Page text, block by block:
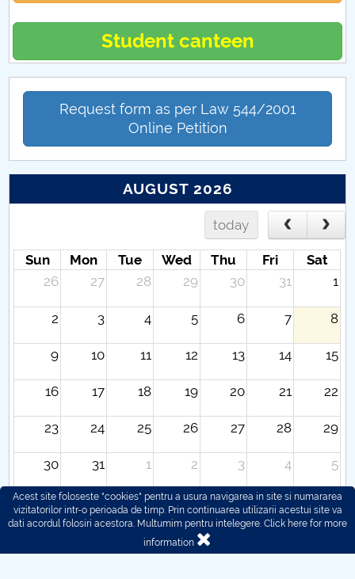
Student canteen
Request form as per Law 544/2001
Online Petition
AUGUST 2026
today
Sun Mon Tue Wed Thu Fri
Sat
26
27 28 29 30 31 1
2 3 4 5 6 7 8
9 10 11 12 13 14 15
16 17 18 19 20 21 22
23 24 25 26 27 28 29
30 31 1 2 3 4 5
Acest site foloseste "cookies" pentru a usura navigarea in site si numararea
vizitatorilor intr-o perioada de timp. Prin continuarea utilizarii acestui site va
dati acordul folosiri acestora. Multumim pentru intelegere. Click here for more
information